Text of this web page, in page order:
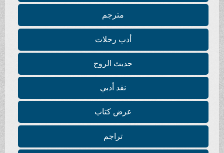
مترجم
أدب رحلات
حديث الروح
نقد أدبي
عرض كتاب
تراجم